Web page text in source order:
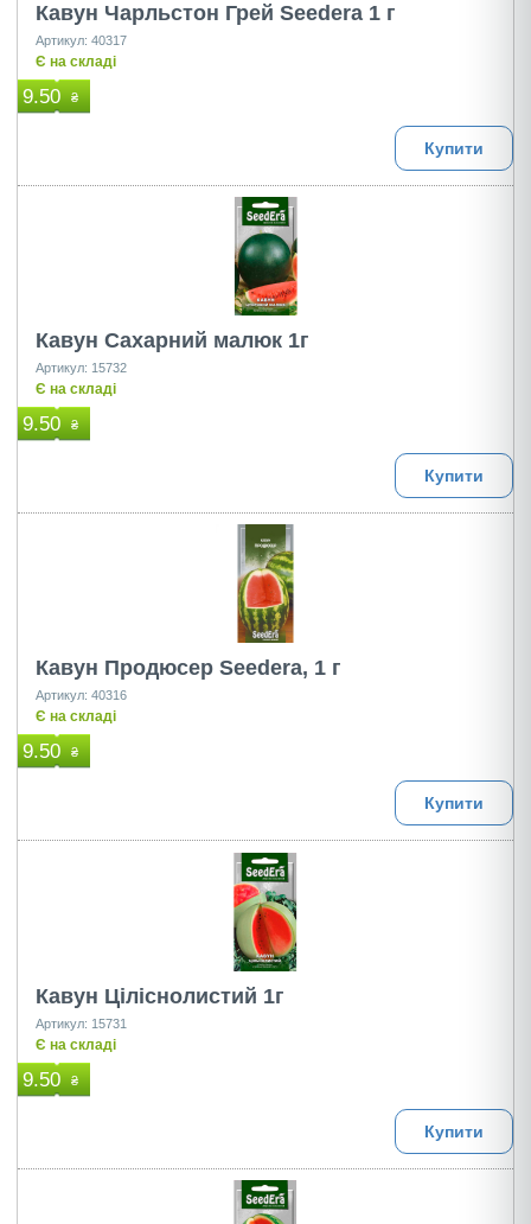
Кавун Чарльстон Грей Seedera 1 г
Артикул: 40317
Є на складі
9.50 ₴
Купити
Кавун Сахарний малюк 1г
Артикул: 15732
Є на складі
9.50 ₴
Купити
Кавун Продюсер Seedera, 1 г
Артикул: 40316
Є на складі
9.50 ₴
Купити
Кавун Ціліснолистий 1г
Артикул: 15731
Є на складі
9.50 ₴
Купити